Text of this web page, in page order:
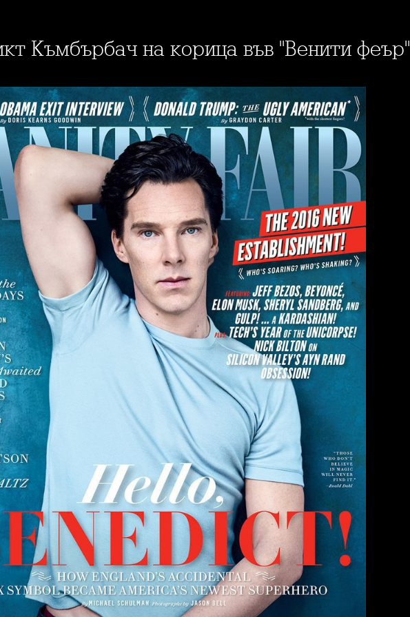
Къмбърбач на корица във "Венити феър"